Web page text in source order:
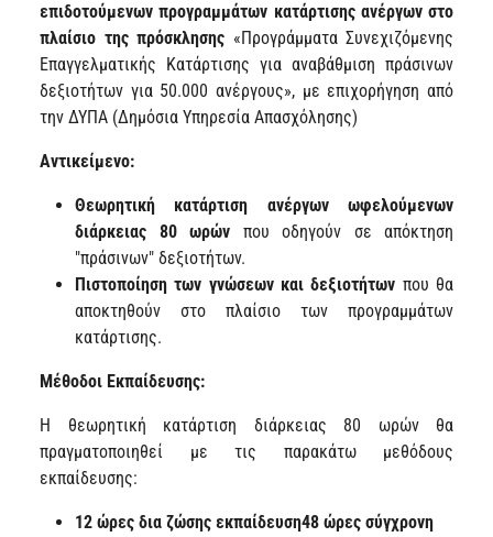
επιδοτούμενων προγραμμάτων κατάρτισης ανέργων στο
πλαίσιο της πρόσκλησης «Προγράμματα Συνεχιζόμενης
Επαγγελματικής Κατάρτισης για αναβάθμιση πράσινων
δεξιοτήτων για 50.000 ανέργους», με επιχορήγηση από
την ΔΥΠΑ (Δημόσια Υπηρεσία Απασχόλησης)
Αντικείμενο:
Θεωρητική κατάρτιση ανέργων ωφελούμενων
διάρκειας 80 ωρών που οδηγούν σε απόκτηση
"πράσινων" δεξιοτήτων.
Πιστοποίηση των γνώσεων και δεξιοτήτων που θα
αποκτηθούν στο πλαίσιο των προγραμμάτων
κατάρτισης.
Μέθοδοι Εκπαίδευσης:
Η θεωρητική κατάρτιση διάρκειας 80 ωρών θα
πραγματοποιηθεί με τις παρακάτω μεθόδους
εκπαίδευσης:
12 ώρες δια ζώσης εκπαίδευση48 ώρες σύγχρονη